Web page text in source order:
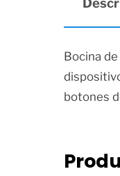
Bocina
botones